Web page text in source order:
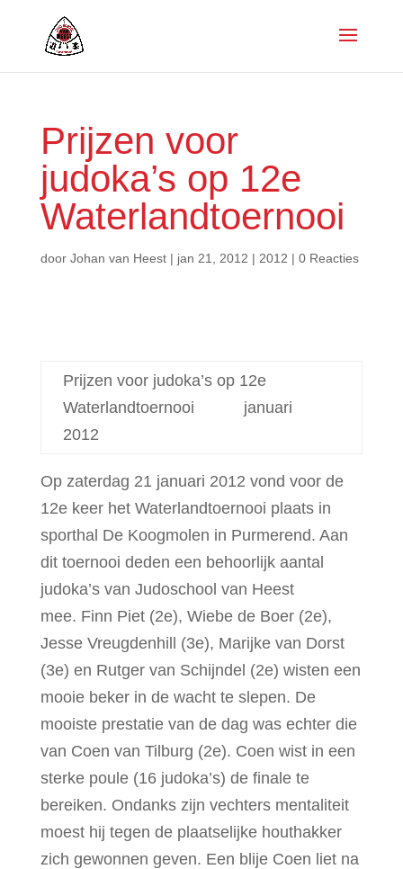
Prijzen voor
judoka’s op 12e
Waterlandtoernooi
door Johan van Heest| jan 21, 2012 | 2012 | 0 Reacties
Prijzen voor judoka’s op 12e
Waterlandtoernooi januari
2012
Op zaterdag 21 januari 2012 vond voor de
12e keer het Waterlandtoernooi plaats in
sporthal De Koogmolen in Purmerend. Aan
dit toernooi deden een behoorlijk aantal
judoka’s van Judoschool van Heest
mee. Finn Piet (2e), Wiebe de Boer (2e),
Jesse Vreugdenhill (3e), Marijke van Dorst
(3e) en Rutger van Schijndel (2e) wisten een
mooie beker in de wacht te slepen. De
mooiste prestatie van de dag was echter die
van Coen van Tilburg (2e). Coen wist in een
sterke poule (16 judoka’s) de finale te
bereiken. Ondanks zijn vechters mentaliteit
moest hij tegen de plaatselijke houthakker
zich gewonnen geven. Een blije Coen liet na